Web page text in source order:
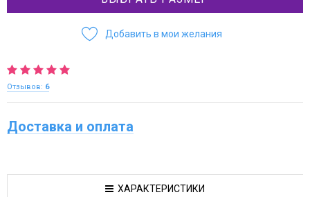
Добавить в мои желания
Отзывов: 6
Доставка и оплата
ХАРАКТЕРИСТИКИ